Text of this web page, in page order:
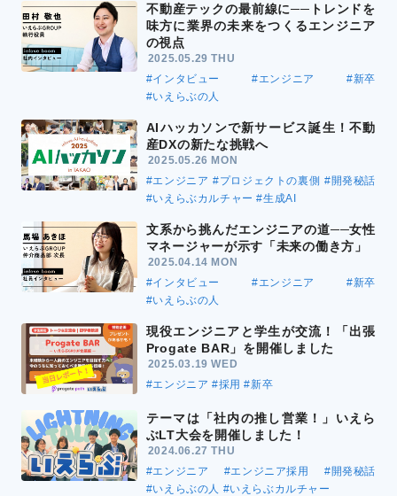
不動産テックの最前線に──トレンドを
味方に業界の未来をつくるエンジニア
の視点
2025.05.29 THU
#インタビュー
#エンジニア
#新卒
#いえらぶの人
AIハッカソンで新サービス誕生！不動
産DXの新たな挑戦へ
2025.05.26 MON
#エンジニア #プロジェクトの裏側 #開発秘話
#いえらぶカルチャー #生成AI
文系から挑んだエンジニアの道──女性
マネージャーが示す「未来の働き方」
2025.04.14 MON
#インタビュー
#エンジニア
#新卒
#いえらぶの人
現役エンジニアと学生が交流！「出張
Progate BAR」を開催しました
2025.03.19 WED
#エンジニア #採用 #新卒
テーマは「社内の推し営業！」いえら
ぶLT大会を開催しました！
2024.06.27 THU
#エンジニア
#エンジニア採用
#開発秘話
#いえらぶの人 #いえらぶカルチャー